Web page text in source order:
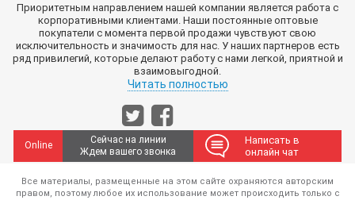
Приоритетным направлением нашей компании является работа с
корпоративными клиентами. Наши постоянные оптовые
покупатели с момента первой продажи чувствуют свою
исключительность и значимость для нас. У наших партнеров есть
ряд привилегий, которые делают работу с нами легкой, приятной и
взаимовыгодной.
Читать полностью
Online
Сейчас на линии
Ждем вашего звонка
Написать в
онлайн чат
Все материалы, размещенные на этом сайте охраняются авторским
правом, поэтому любое их использование может происходить только с